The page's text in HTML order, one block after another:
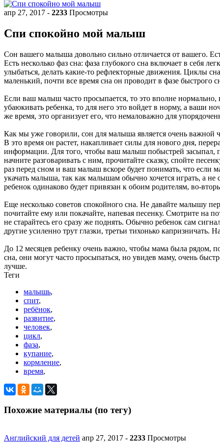
апр 27, 2017 - 2233 Просмотры
Спи спокойно мой малыш
Сон вашего малыша довольно сильно отличается от вашего.
Есть несколько фаз сна: фаза глубокого сна включает в себя
улыбаться, делать какие-то рефлекторные движения. Циклы
маленький, почти все время сна он проводит в фазе быстрого
Если ваш малыш часто просыпается, то это вполне нормально,
убаюкивать ребенка, то для него это войдет в норму, а ваши
же время, это организует его, что немаловажно для
Как мы уже говорили, сон для малыша является очень важной
В это время он растет, накапливает силы для нового дня,
информации. Для того, чтобы ваш малыш побыстрей засыпал,
начните разговаривать с ним, прочитайте сказку, спойте
раз перед сном и ваш малыш вскоре будет понимать, что если
укачать малыша, так как малышам обычно хочется играть, а
ребенок одинаково будет привязан к обоим родителям, во-
Еще несколько советов спокойного сна. Не давайте малышу
почитайте ему или покачайте, напевая песенку. Смотрите на
не старайтесь его сразу же поднять. Обычно ребенок сам
другие усиленно трут глазки, третьи тихонько
До 12 месяцев ребенку очень важно, чтобы мама была рядом,
сна, они могут часто просыпаться, но увидев маму, очень
лучше.
Теги
малышь,
спит,
ребёнок,
развитие,
человек,
цикл,
фаза,
купание,
кормление,
время,
Похожие материалы (по тегу)
Английский для детей апр 27, 2017 - 2233 Просмотры